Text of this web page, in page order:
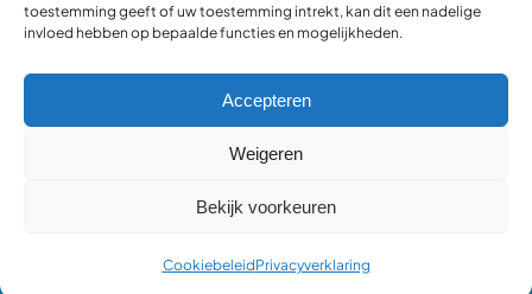
toestemming geeft of uw toestemming intrekt, kan dit een nadelige
invloed hebben op bepaalde functies en mogelijkheden.
Accepteren
Weigeren
Bekijk voorkeuren
CookiebeleidPrivacyverklaring
Blik in de werkplaats
Webshop occasions